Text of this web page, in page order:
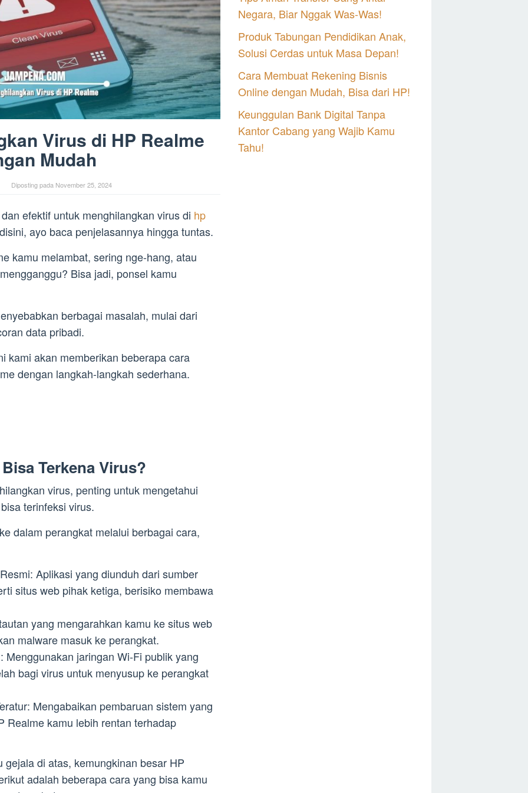
Virus di HP Realme
Mudah
Diposting pada November 25, 2024
efektif untuk menghilangkan virus di hp
ayo baca penjelasannya hingga tuntas.
kamu melambat, sering nge-hang, atau
Bisa jadi, ponsel kamu
berbagai masalah, mulai dari
data pribadi.
kami akan memberikan beberapa cara
dengan langkah-langkah sederhana.
Terkena Virus?
virus, penting untuk mengetahui
terinfeksi virus.
dalam perangkat melalui berbagai cara,
Aplikasi yang diunduh dari sumber
situs web pihak ketiga, berisiko membawa
yang mengarahkan kamu ke situs web
malware masuk ke perangkat.
Menggunakan jaringan Wi-Fi publik yang
bagi virus untuk menyusup ke perangkat
Mengabaikan pembaruan sistem yang
Realme kamu lebih rentan terhadap
di atas, kemungkinan besar HP
adalah beberapa cara yang bisa kamu
Negara, Biar Nggak Was-Was!
Produk Tabungan Pendidikan Anak,
Solusi Cerdas untuk Masa Depan!
Cara Membuat Rekening Bisnis
Online dengan Mudah, Bisa dari HP!
Keunggulan Bank Digital Tanpa
Kantor Cabang yang Wajib Kamu
Tahu!